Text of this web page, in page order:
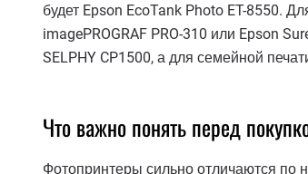
будет Epson EcoTank Photo ET-8550.
imagePROGRAF PRO-310 или Epson
SELPHY CP1500, а для семейной
Что важно понять перед
Фотопринтеры сильно отличаются по